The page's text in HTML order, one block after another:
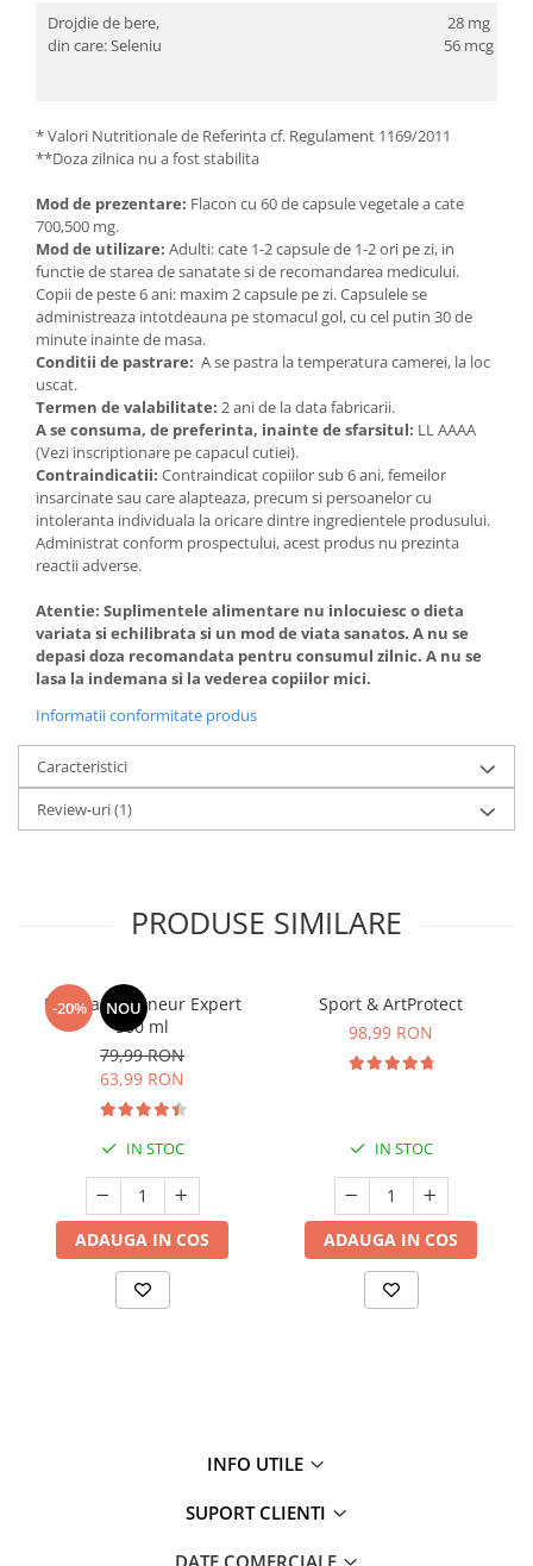
Drojdie de bere,
din care: Seleniu
28 mg
56 mcg
* Valori Nutritionale de Referinta cf. Regulament 1169/2011
**Doza zilnica nu a fost stabilita
Mod de prezentare: Flacon cu 60 de capsule vegetale a cate
700,500 mg.
Mod de utilizare: Adulti: cate 1-2 capsule de 1-2 ori pe zi, in
functie de starea de sanatate si de recomandarea medicului.
Copii de peste 6 ani: maxim 2 capsule pe zi. Capsulele se
administreaza intotdeauna pe stomacul gol, cu cel putin 30 de
minute inainte de masa.
Conditii de pastrare: A se pastra la temperatura camerei, la loc
uscat.
Termen de valabilitate: 2 ani de la data fabricarii.
A se consuma, de preferinta, inainte de sfarsitul: LL AAAA
(Vezi inscriptionare pe capacul cutiei).
Contraindicatii: Contraindicat copiilor sub 6 ani, femeilor
insarcinate sau care alapteaza, precum si persoanelor cu
intoleranta individuala la oricare dintre ingredientele produsului.
Administrat conform prospectului, acest produs nu prezinta
reactii adverse.
Atentie: Suplimentele alimentare nu inlocuiesc o dieta
variata si echilibrata si un mod de viata sanatos. A nu se
depasi doza recomandata pentru consumul zilnic. A nu se
lasa la indemana si la vederea copiilor mici.
Informatii conformitate produs
Caracteristici
Review-uri(1)
PRODUSE SIMILARE
-20% NOU
Manhaē Draineur Expert
500 ml
79,99 RON
63,99 RON
IN STOC
ADAUGA IN COS
Sport & ArtProtect
98,99 RON
IN STOC
ADAUGA IN COS
INFO UTILE
SUPORT CLIENTI
DATE COMERCIALE